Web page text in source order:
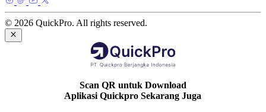
© 2026 QuickPro. All rights reserved.
Scan QR untuk Download
Aplikasi Quickpro Sekarang Juga